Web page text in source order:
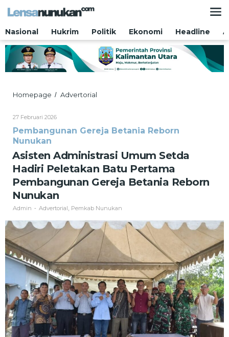
Nasional
Hukrim Politik Ekonomi Headline
Homepage / Advertorial
Hadiri
Pertama
Pembangunan
Betania
27 Februari 2026Oleh
Pembangunan Gereja Betania Reborn
Nunukan
Asisten Administrasi Umum Setda
Hadiri Peletakan Batu Pertama
Pembangunan Gereja Betania Reborn
Nunukan
Admin - Advertorial Pemkab Nunukan